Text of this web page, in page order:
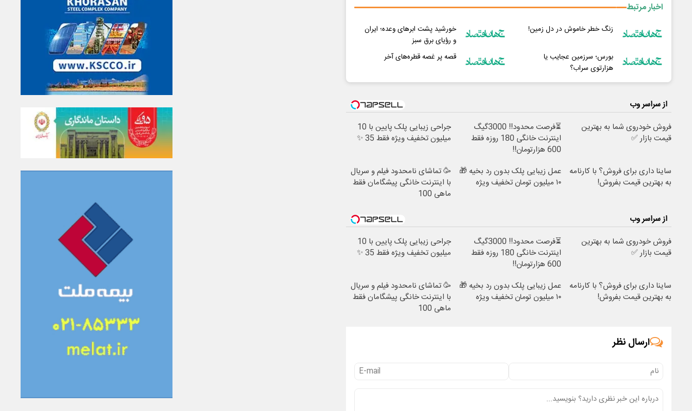
اخبار مرتبط
زنگ خطر خاموش در دل زمین!
خورشید پشت ابرهای وعده؛ ایران
و رؤیای برق سبز
بورس؛ سرزمین عجایب یا
هزارتوی سراب؟
قصه پر غصه قطره‌های آخر
از سراسر وب
فروش خودروی شما به بهترین
قیمت بازار ✅
⏳فرصت محدود!! 3000گیگ
اینترنت خانگی 180 روزه فقط
600 هزارتومان!!
جراحی زیبایی پلک پایین با 10
میلیون تخفیف ویژه فقط 35 ✨
ساینا داری برای فروش؟ با کارنامه
به بهترین قیمت بفروش!
عمل زیبایی پلک بدون رد بخیه 🎁
۱۰ میلیون تومان تخفیف ویژه
🥳 تماشای نامحدود فیلم و سریال
با اینترنت خانگی پیشگامان فقط
ماهی 100
از سراسر وب
فروش خودروی شما به بهترین
قیمت بازار ✅
⏳فرصت محدود!! 3000گیگ
اینترنت خانگی 180 روزه فقط
600 هزارتومان!!
جراحی زیبایی پلک پایین با 10
میلیون تخفیف ویژه فقط 35 ✨
ساینا داری برای فروش؟ با کارنامه
به بهترین قیمت بفروش!
عمل زیبایی پلک بدون رد بخیه 🎁
۱۰ میلیون تومان تخفیف ویژه
🥳 تماشای نامحدود فیلم و سریال
با اینترنت خانگی پیشگامان فقط
ماهی 100
ارسال نظر